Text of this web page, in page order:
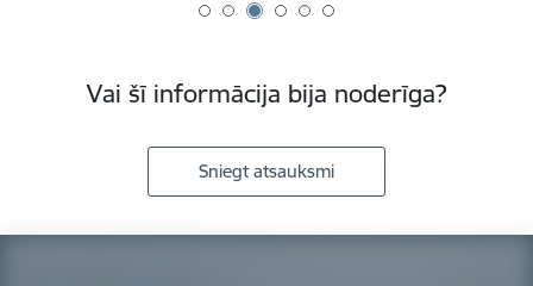
Vai šī informācija bija noderīga?
Sniegt atsauksmi